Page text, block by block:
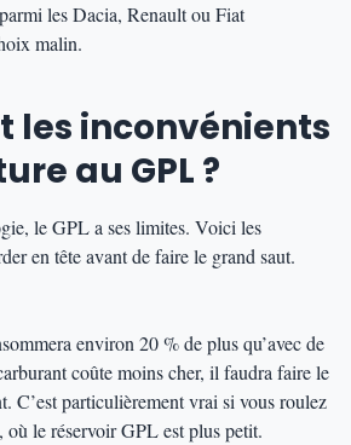
les Dacia, Renault ou Fiat
malin.
les inconvénients
au GPL ?
le GPL a ses limites. Voici les
en tête avant de faire le grand saut.
environ 20 % de plus qu’avec de
coûte moins cher, il faudra faire le
C’est particulièrement vrai si vous roulez
le réservoir GPL est plus petit.